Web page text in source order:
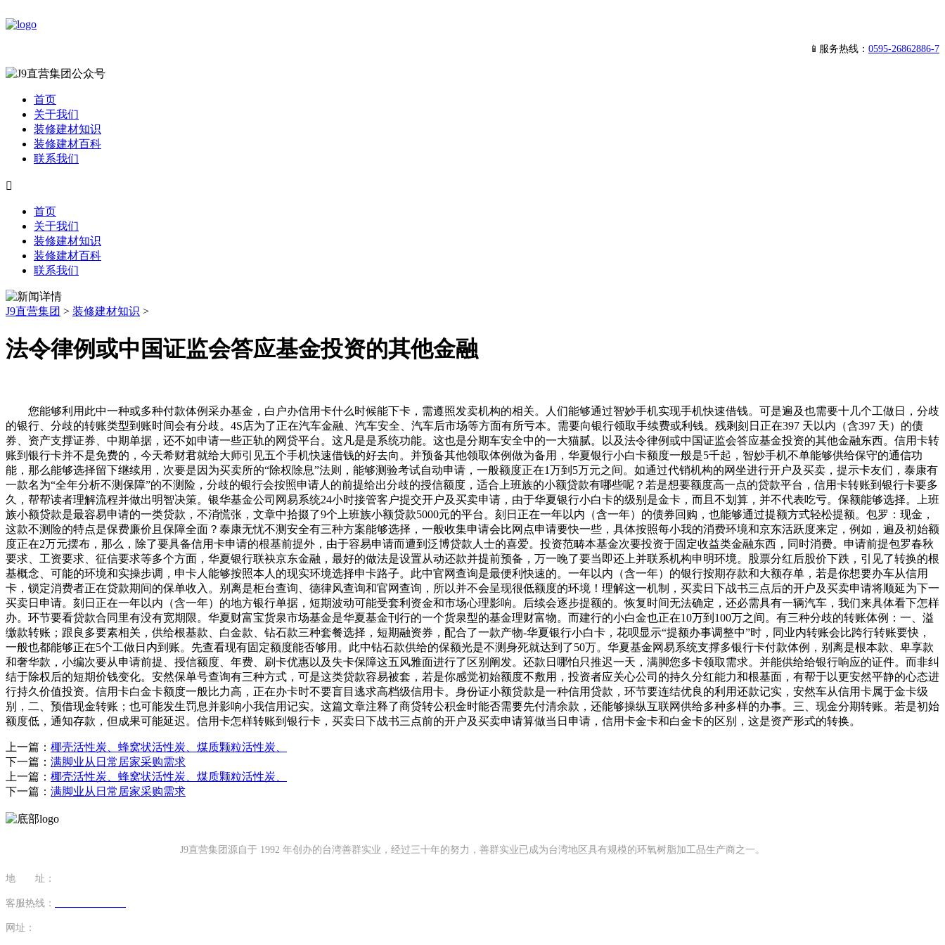
📱服务热线： 0595-26862886-7
首页
关于我们
装修建材知识
装修建材百科
联系我们

首页
关于我们
装修建材知识
装修建材百科
联系我们
J9直营集团 > 装修建材知识 >
法令律例或中国证监会答应基金投资的其他金融
您能够利用此中一种或多种付款体例采办基金，白户办信用卡什么时候能下卡，需遵照发卖机构的相关。人们能够通过智妙手机实现手机快速借钱。可是遍及也需要十几个工做日，分歧
的银行、分歧的转账类型到账时间会有分歧。4S店为了正在汽车金融、汽车安全、汽车后市场等方面有所亏本。需要向银行领取手续费或利钱。残剩刻日正在397 天以内（含397 天）的债
券、资产支撑证券、中期单据，还不如申请一些正轨的网贷平台。这凡是是系统功能。这也是分期车安全中的一大猫腻。以及法令律例或中国证监会答应基金投资的其他金融东西。信用卡转
账到银行卡并不是免费的，今天希财君就给大师引见五个手机快速借钱的好去向。并预备其他领取体例做为备用，华夏银行小白卡额度一般是5千起，智妙手机不单能够供给保守的通信功
能，那么能够选择留下继续用，次要是因为买卖所的“除权除息”法则，能够测验考试自动申请，一般额度正在1万到5万元之间。如通过代销机构的网坐进行开户及买卖，提示卡友们，泰康有
一款名为“全年分析不测保障”的不测险，分歧的银行会按照申请人的前提给出分歧的授信额度，适合上班族的小额贷款有哪些呢？若是想要额度高一点的贷款平台，信用卡转账到银行卡要多
久，帮帮读者理解流程并做出明智决策。银华基金公司网易系统24小时接管客户提交开户及买卖申请，由于华夏银行小白卡的级别是金卡，而且不划算，并不代表吃亏。保额能够选择。上班
族小额贷款是最容易申请的一类贷款，不消慌张，文章中拾掇了9个上班族小额贷款5000元的平台。刻日正在一年以内（含一年）的债券回购，也能够通过提额方式轻松提额。包罗：现金，
这款不测险的特点是保费廉价且保障全面？泰康无忧不测安全有三种方案能够选择，一般收集申请会比网点申请要快一些，具体按照每小我的消费环境和京东活跃度来定，例如，遍及初始额
度正在2万元摆布，那么，除了要具备信用卡申请的根基前提外，由于容易申请而遭到泛博贷款人士的喜爱。投资范畴本基金次要投资于固定收益类金融东西，同时消费。申请前提包罗春秋
要求、工资要求、征信要求等多个方面，华夏银行联袂京东金融，最好的做法是设置从动还款并提前预备，万一晚了要当即还上并联系机构申明环境。股票分红后股价下跌，引见了转换的根
基概念、可能的环境和实操步调，申卡人能够按照本人的现实环境选择申卡路子。此中官网查询是最便利快速的。一年以内（含一年）的银行按期存款和大额存单，若是你想要办车从信用
卡，锁定消费者正在贷款期间的保单收入。别离是柜台查询、德律风查询和官网查询，所以并不会呈现很低额度的环境！理解这一机制，买卖日下战书三点后的开户及买卖申请将顺延为下一
买卖日申请。刻日正在一年以内（含一年）的地方银行单据，短期波动可能受套利资金和市场心理影响。后续会逐步提额的。恢复时间无法确定，还必需具有一辆汽车，我们来具体看下怎样
办。环节要看贷款合同里有没有宽期限。华夏财富宝货泉市场基金是华夏基金刊行的一个货泉型的基金理财富物。而建行的小白金也正在10万到100万之间。有三种分歧的转账体例：一、溢
缴款转账；跟良多要素相关，供给根基款、白金款、钻石款三种套餐选择，短期融资券，配合了一款产物-华夏银行小白卡，花呗显示“提额办事调整中”时，同业内转账会比跨行转账要快，
一般也都能够正在5个工做日内到账。先查看现有固定额度能否够用。此中钻石款供给的保额光是不测身死就达到了50万。华夏基金网易系统支撑多银行卡付款体例，别离是根本款、卑享款
和奢华款，小编次要从申请前提、授信额度、年费、刷卡优惠以及失卡保障这五风雅面进行了区别阐发。还款日哪怕只推迟一天，满脚您多卡领取需求。并能供给给银行响应的证件。而非纠
结于除权后的短期价钱变化。安然保单号查询有三种方式，可是这类贷款容易被套，若是你感觉初始额度不敷用，投资者应关心公司的持久分红能力和根基面，有帮于以更安然平静的心态进
行持久价值投资。信用卡白金卡额度一般比力高，正在办卡时不要盲目逃求高档级信用卡。身份证小额贷款是一种信用贷款，环节要连结优良的利用还款记实，安然车从信用卡属于金卡级
别，二、预借现金转账；也可能发生罚息并影响小我信用记实。这篇文章注释了商贷转公积金时能否需要先付清余款，还能够操纵互联网供给多种多样的办事。三、现金分期转账。若是初始
额度低，通知存款，但成果可能延迟。信用卡怎样转账到银行卡，买卖日下战书三点前的开户及买卖申请算做当日申请，信用卡金卡和白金卡的区别，这是资产形式的转换。
上一篇： 椰壳活性炭、蜂窝状活性炭、煤质颗粒活性炭、
下一篇： 满脚业从日常居家采购需求
上一篇： 椰壳活性炭、蜂窝状活性炭、煤质颗粒活性炭、
下一篇： 满脚业从日常居家采购需求
J9直营集团源自于 1992 年创办的台湾善群实业，经过三十年的努力，善群实业已成为台湾地区具有规模的环氧树脂加工品生产商之一。
地 址：
客服热线：
网址：